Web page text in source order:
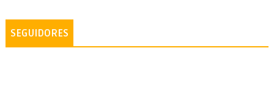
SEGUIDORES